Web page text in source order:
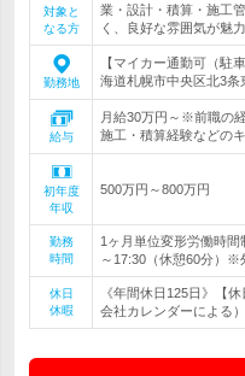
対象と
なる方
業・設計・積算・施工
く、良好な雰囲気が魅
勤務地
【マイカー通勤可（駐
海道札幌市中央区北3条
給与
月給30万円～※前職の
施工・積算経験などの
初年度
年収
500万円～800万円
勤務
時間
1ヶ月単位変形労働時
～17:30（休憩60分）※
休日
休暇
《年間休日125日》【
会社カレンダーによる